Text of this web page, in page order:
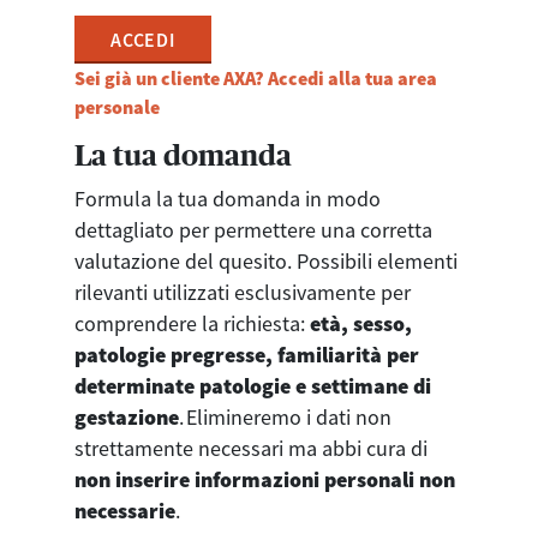
ACCEDI
Sei già un cliente AXA? Accedi alla tua area
personale
La tua domanda
Formula la tua domanda in modo
dettagliato per permettere una corretta
valutazione del quesito. Possibili elementi
rilevanti utilizzati esclusivamente per
comprendere la richiesta:età, sesso,
patologie pregresse, familiarità per
determinate patologie e settimane di
gestazione. Elimineremo i dati non
strettamente necessari ma abbi cura di
non inserire informazioni personali non
necessarie.